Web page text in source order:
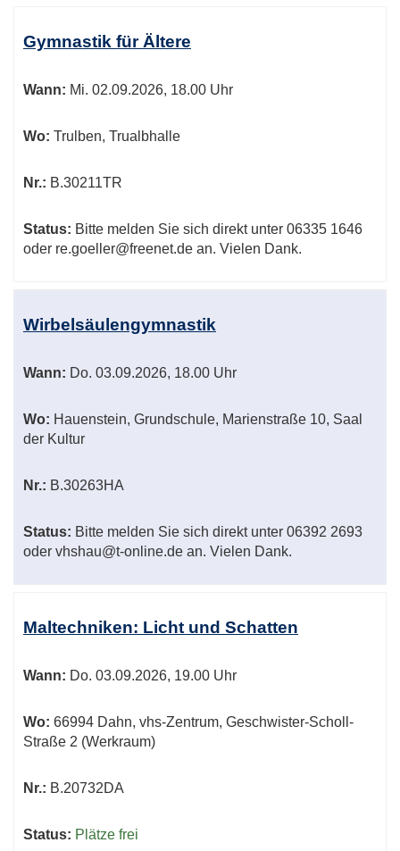
Gymnastik für Ältere
Wann: Mi. 02.09.2026, 18.00 Uhr
Wo: Trulben, Trualbhalle
Nr.: B.30211TR
Status: Bitte melden Sie sich direkt unter 06335 1646
oder re.goeller@freenet.de an. Vielen Dank.
Wirbelsäulengymnastik
Wann: Do. 03.09.2026, 18.00 Uhr
Wo: Hauenstein, Grundschule, Marienstraße 10, Saal
der Kultur
Nr.: B.30263HA
Status: Bitte melden Sie sich direkt unter 06392 2693
oder vhshau@t-online.de an. Vielen Dank.
Maltechniken: Licht und Schatten
Wann: Do. 03.09.2026, 19.00 Uhr
Wo: 66994 Dahn, vhs-Zentrum, Geschwister-Scholl-
Straße 2 (Werkraum)
Nr.: B.20732DA
Status: Plätze frei